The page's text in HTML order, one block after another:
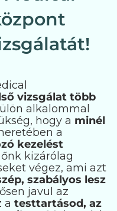
vizsgálat több
alkalommal
hogy a minél
a
kezelést
kizárólag
végez, ami azt
szabályos lesz
javul az
a testtartásod, az